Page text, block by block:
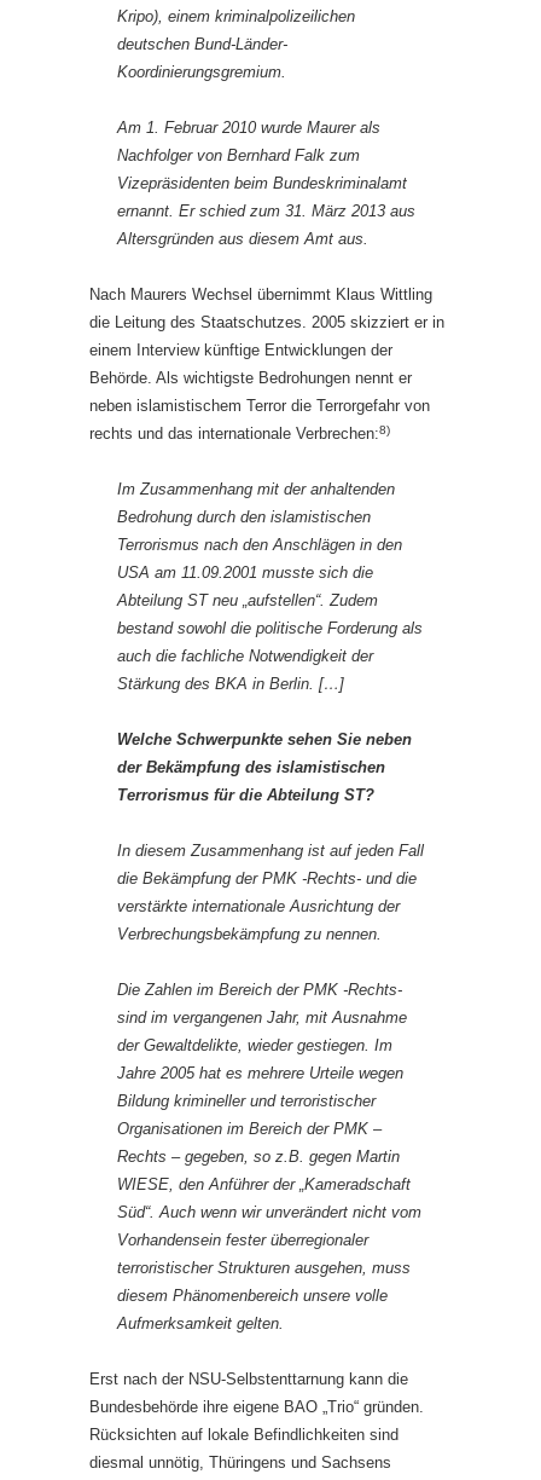
Kripo), einem kriminalpolizeilichen
deutschen Bund-Länder-
Koordinierungsgremium.
Am 1. Februar 2010 wurde Maurer als
Nachfolger von Bernhard Falk zum
Vizepräsidenten beim Bundeskriminalamt
ernannt. Er schied zum 31. März 2013 aus
Altersgründen aus diesem Amt aus.
Nach Maurers Wechsel übernimmt Klaus Wittling
die Leitung des Staatschutzes. 2005 skizziert er in
einem Interview künftige Entwicklungen der
Behörde. Als wichtigste Bedrohungen nennt er
neben islamistischem Terror die Terrorgefahr von
rechts und das internationale Verbrechen:8)
Im Zusammenhang mit der anhaltenden
Bedrohung durch den islamistischen
Terrorismus nach den Anschlägen in den
USA am 11.09.2001 musste sich die
Abteilung ST neu „aufstellen“. Zudem
bestand sowohl die politische Forderung als
auch die fachliche Notwendigkeit der
Stärkung des BKA in Berlin. […]
Welche Schwerpunkte sehen Sie neben
der Bekämpfung des islamistischen
Terrorismus für die Abteilung ST?
In diesem Zusammenhang ist auf jeden Fall
die Bekämpfung der PMK -Rechts- und die
verstärkte internationale Ausrichtung der
Verbrechungsbekämpfung zu nennen.
Die Zahlen im Bereich der PMK -Rechts-
sind im vergangenen Jahr, mit Ausnahme
der Gewaltdelikte, wieder gestiegen. Im
Jahre 2005 hat es mehrere Urteile wegen
Bildung krimineller und terroristischer
Organisationen im Bereich der PMK –
Rechts – gegeben, so z.B. gegen Martin
WIESE, den Anführer der „Kameradschaft
Süd“. Auch wenn wir unverändert nicht vom
Vorhandensein fester überregionaler
terroristischer Strukturen ausgehen, muss
diesem Phänomenbereich unsere volle
Aufmerksamkeit gelten.
Erst nach der NSU-Selbstenttarnung kann die
Bundesbehörde ihre eigene BAO „Trio“ gründen.
Rücksichten auf lokale Befindlichkeiten sind
diesmal unnötig, Thüringens und Sachsens